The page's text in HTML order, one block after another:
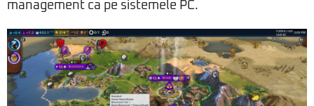
management ca pe sistemele PC.